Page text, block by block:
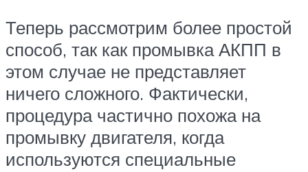
Теперь рассмотрим более простой
способ, так как промывка АКПП в
этом случае не представляет
ничего сложного. Фактически,
процедура частично похожа на
промывку двигателя, когда
используются специальные